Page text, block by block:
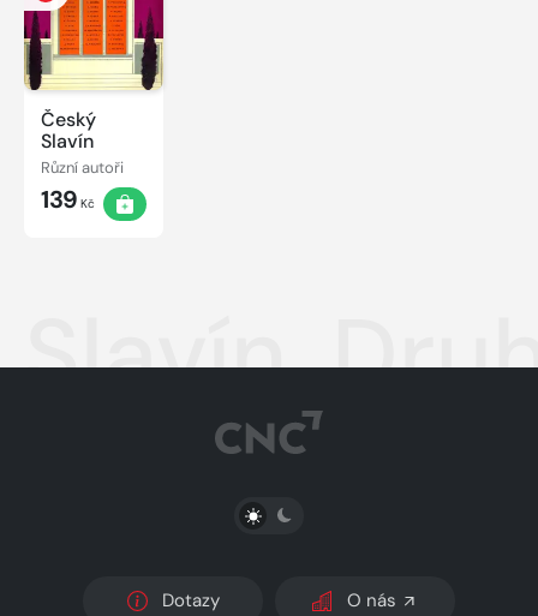
Český
Slavín
Různí autoři
139 Kč
Slavín.
PŘEPNOUT SVĚTLÝ/TMAVÝ REŽIM
Dotazy O nás